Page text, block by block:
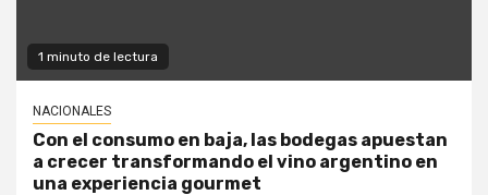
1 minuto de lectura
NACIONALES
Con el consumo en baja, las bodegas apuestan
a crecer transformando el vino argentino en
una experiencia gourmet